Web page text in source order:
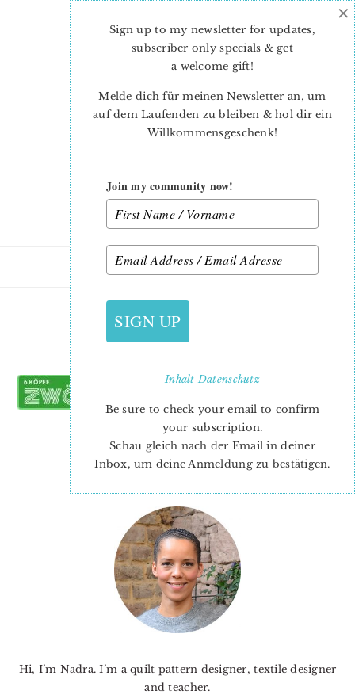
PRIMARY
Hi, I’m Nadra. I’m a quilt pattern designer, textile designer
and teacher.
Sign up to my newsletter for updates,
subscriber only specials & get
a welcome gift!
Melde dich für meinen Newsletter an, um
auf dem Laufenden zu bleiben & hol dir ein
Willkommensgeschenk!
Join my community now!
SIGN UP
InhaltDatenschutz
Be sure to check your email to confirm
your subscription.
Schau gleich nach der Email in deiner
Inbox, um deine Anmeldung zu bestätigen.
×